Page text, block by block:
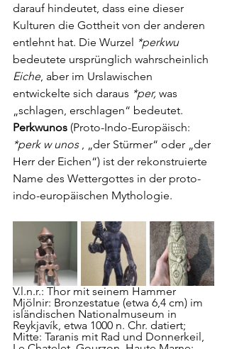
darauf hindeutet, dass eine dieser
Kulturen die Gottheit von der anderen
entlehnt hat. Die Wurzel *perkwu
bedeutete ursprünglich wahrscheinlich
Eiche, aber im Urslawischen
entwickelte sich daraus *per, was
„schlagen, erschlagen“ bedeutet.
Perkwunos (Proto-Indo-Europäisch:
*perk w unos , „der Stürmer“ oder „der
Herr der Eichen“) ist der rekonstruierte
Name des Wettergottes in der proto-
indo-europäischen Mythologie.
V.l.n.r.: Thor mit seinem Hammer
Mjölnir: Bronzestatue (etwa 6,4 cm) im
isländischen Nationalmuseum in
Reykjavík, etwa 1000 n. Chr. datiert;
Mitte: Taranis mit Rad und Donnerkeil,